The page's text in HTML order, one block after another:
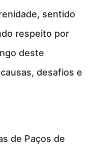
sentido
respeito por
deste
desafios e
de Paços de